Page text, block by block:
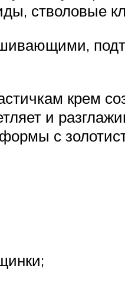
стволовые
крем
и
с